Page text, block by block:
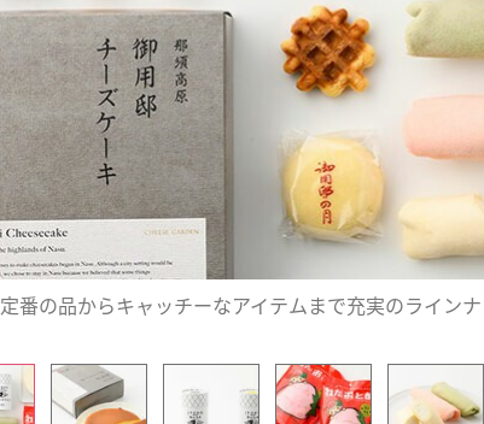
定番の品からキャッチーなアイテムまで充実のラインナ